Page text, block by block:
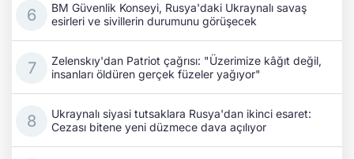
BM Güvenlik Konseyi, Rusya'daki Ukraynalı savaş
esirleri ve sivillerin durumunu görüşecek
Zelenskıy'dan Patriot çağrısı: "Üzerimize kâğıt değil,
insanları öldüren gerçek füzeler yağıyor"
Ukraynalı siyasi tutsaklara Rusya'dan ikinci esaret:
Cezası bitene yeni düzmece dava açılıyor